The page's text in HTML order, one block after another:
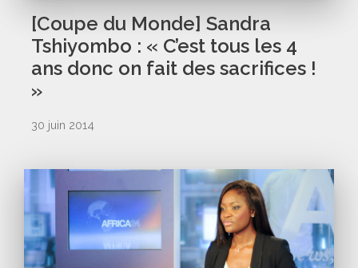
[Coupe du Monde] Sandra
Tshiyombo : « C’est tous les 4
ans donc on fait des sacrifices !
»
30 juin 2014